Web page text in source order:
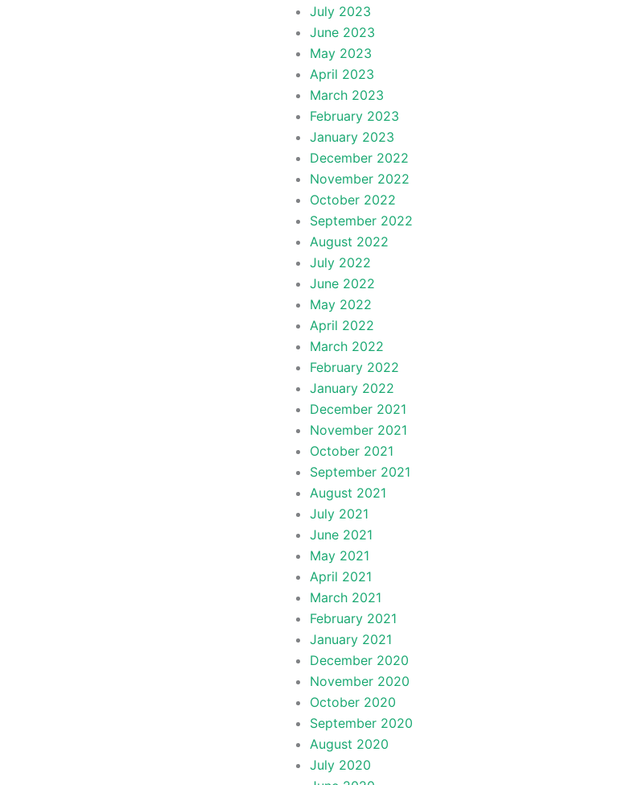
July 2023
June 2023
May 2023
April 2023
March 2023
February 2023
January 2023
December 2022
November 2022
October 2022
September 2022
August 2022
July 2022
June 2022
May 2022
April 2022
March 2022
February 2022
January 2022
December 2021
November 2021
October 2021
September 2021
August 2021
July 2021
June 2021
May 2021
April 2021
March 2021
February 2021
January 2021
December 2020
November 2020
October 2020
September 2020
August 2020
July 2020